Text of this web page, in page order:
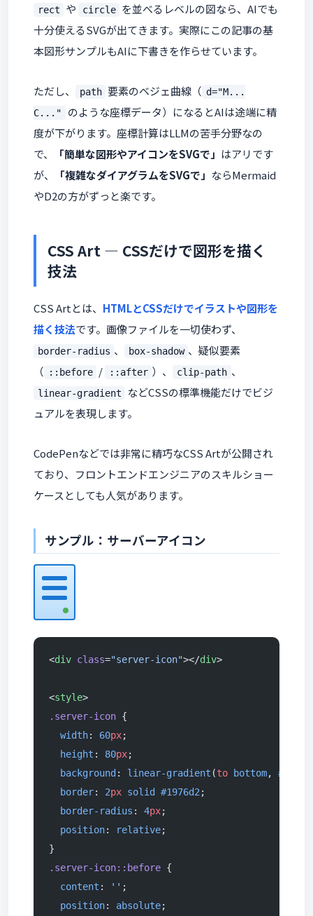
rect や circle を並べるレベルの図なら、AIでも
十分使えるSVGが出てきます。実際にこの記事の基
本図形サンプルもAIに下書きを作らせています。
ただし、 path 要素のベジェ曲線（ d="M...
C..."
のような座標データ）になるとAIは途端に精
度が下がります。座標計算はLLMの苦手分野なの
で、
「簡単な図形やアイコンをSVGで」 はアリです
が、
「複雑なダイアグラムをSVGで」 ならMermaid
やD2の方がずっと楽です。
CSS Art — CSSだけで図形を描く
技法
CSS Artとは、 HTMLとCSSだけでイラストや図形を
描く技法です。画像ファイルを一切使わず、
border-radius 、 box-shadow 、疑似要素
（
::before / ::after ）、 clip-path 、
linear-gradient
などCSSの標準機能だけでビジ
ュアルを表現します。
CodePenなどでは非常に精巧なCSS Artが公開され
ており、フロントエンドエンジニアのスキルショー
ケースとしても人気があります。
サンプル：サーバーアイコン
<div class="server-icon"></div>
<style>
.server-icon {
  width
: 60px;
  height
: 80px;
  background
: linear-gradient (to bottom,
  border
: 2px solid #1976d2;
  border-radius
: 4px;
  position
: relative;
}
.server-icon::before {
  content
: '' ;
  position
: absolute;